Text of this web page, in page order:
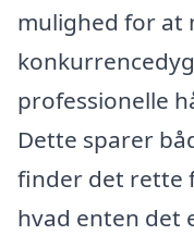
mulighed for at
professionelle
Dette sparer
finder det rette
hvad enten det